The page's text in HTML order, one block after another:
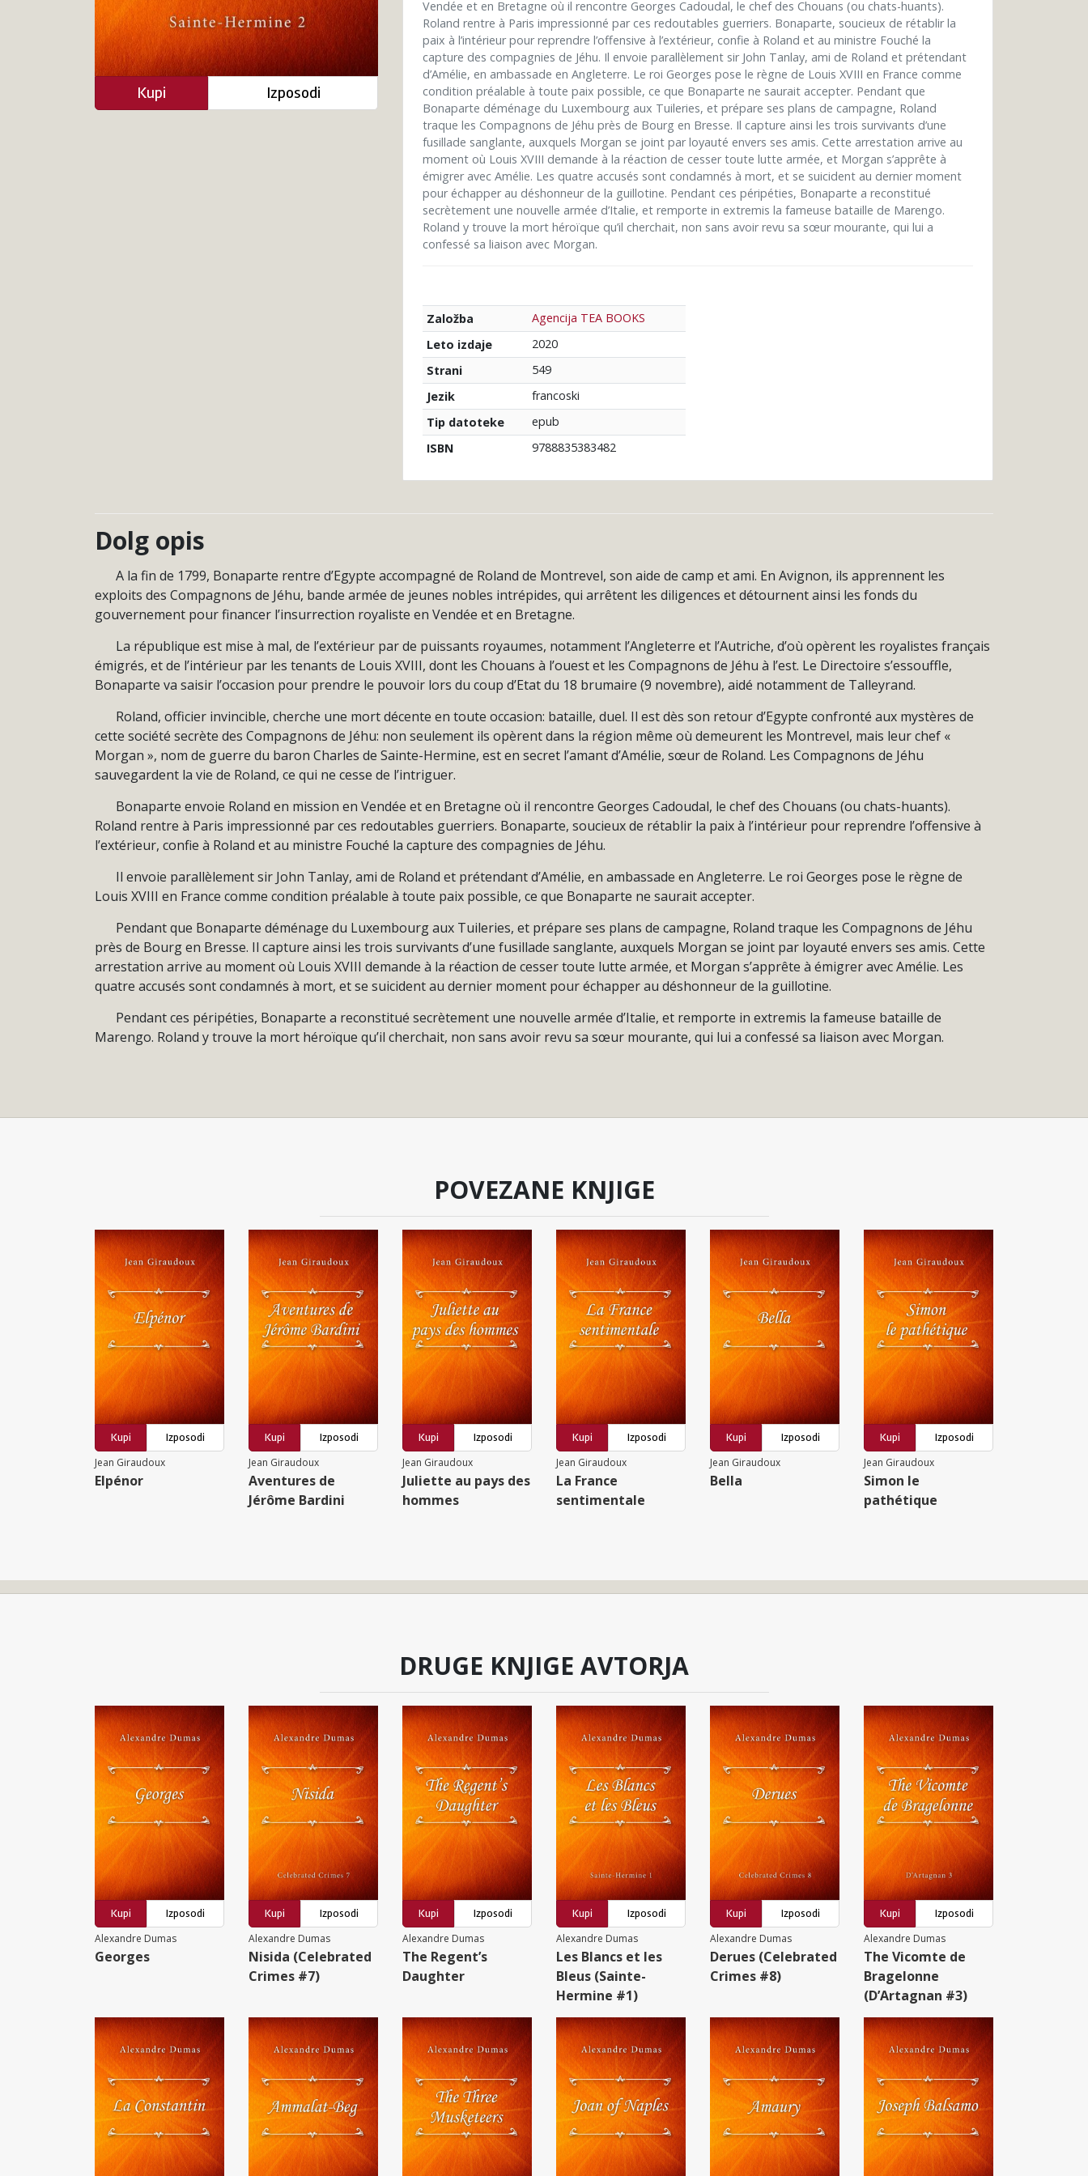
Vendée et en Bretagne où il rencontre Georges Cadoudal, le chef des Chouans (ou chats-huants).
Roland rentre à Paris impressionné par ces redoutables guerriers. Bonaparte, soucieux de rétablir la
paix à l’intérieur pour reprendre l’offensive à l’extérieur, confie à Roland et au ministre Fouché la
capture des compagnies de Jéhu. Il envoie parallèlement sir John Tanlay, ami de Roland et prétendant
d’Amélie, en ambassade en Angleterre. Le roi Georges pose le règne de Louis XVIII en France comme
condition préalable à toute paix possible, ce que Bonaparte ne saurait accepter. Pendant que
Bonaparte déménage du Luxembourg aux Tuileries, et prépare ses plans de campagne, Roland
traque les Compagnons de Jéhu près de Bourg en Bresse. Il capture ainsi les trois survivants d’une
fusillade sanglante, auxquels Morgan se joint par loyauté envers ses amis. Cette arrestation arrive au
moment où Louis XVIII demande à la réaction de cesser toute lutte armée, et Morgan s’apprête à
émigrer avec Amélie. Les quatre accusés sont condamnés à mort, et se suicident au dernier moment
pour échapper au déshonneur de la guillotine. Pendant ces péripéties, Bonaparte a reconstitué
secrètement une nouvelle armée d’Italie, et remporte in extremis la fameuse bataille de Marengo.
Roland y trouve la mort héroïque qu’il cherchait, non sans avoir revu sa sœur mourante, qui lui a
confessé sa liaison avec Morgan.
Založba
Agencija TEA BOOKS
Leto izdaje
2020
Strani
549
Jezik
francoski
Tip datoteke
epub
ISBN
9788835383482
Kupi Izposodi
Dolg opis
A la fin de 1799, Bonaparte rentre d’Egypte accompagné de Roland de Montrevel, son aide de camp et ami. En Avignon, ils apprennent les
exploits des Compagnons de Jéhu, bande armée de jeunes nobles intrépides, qui arrêtent les diligences et détournent ainsi les fonds du
gouvernement pour financer l’insurrection royaliste en Vendée et en Bretagne.
La république est mise à mal, de l’extérieur par de puissants royaumes, notamment l’Angleterre et l’Autriche, d’où opèrent les royalistes français
émigrés, et de l’intérieur par les tenants de Louis XVIII, dont les Chouans à l’ouest et les Compagnons de Jéhu à l’est. Le Directoire s’essouffle,
Bonaparte va saisir l’occasion pour prendre le pouvoir lors du coup d’Etat du 18 brumaire (9 novembre), aidé notamment de Talleyrand.
Roland, officier invincible, cherche une mort décente en toute occasion: bataille, duel. Il est dès son retour d’Egypte confronté aux mystères de
cette société secrète des Compagnons de Jéhu: non seulement ils opèrent dans la région même où demeurent les Montrevel, mais leur chef «
Morgan », nom de guerre du baron Charles de Sainte-Hermine, est en secret l’amant d’Amélie, sœur de Roland. Les Compagnons de Jéhu
sauvegardent la vie de Roland, ce qui ne cesse de l’intriguer.
Bonaparte envoie Roland en mission en Vendée et en Bretagne où il rencontre Georges Cadoudal, le chef des Chouans (ou chats-huants).
Roland rentre à Paris impressionné par ces redoutables guerriers. Bonaparte, soucieux de rétablir la paix à l’intérieur pour reprendre l’offensive à
l’extérieur, confie à Roland et au ministre Fouché la capture des compagnies de Jéhu.
Il envoie parallèlement sir John Tanlay, ami de Roland et prétendant d’Amélie, en ambassade en Angleterre. Le roi Georges pose le règne de
Louis XVIII en France comme condition préalable à toute paix possible, ce que Bonaparte ne saurait accepter.
Pendant que Bonaparte déménage du Luxembourg aux Tuileries, et prépare ses plans de campagne, Roland traque les Compagnons de Jéhu
près de Bourg en Bresse. Il capture ainsi les trois survivants d’une fusillade sanglante, auxquels Morgan se joint par loyauté envers ses amis. Cette
arrestation arrive au moment où Louis XVIII demande à la réaction de cesser toute lutte armée, et Morgan s’apprête à émigrer avec Amélie. Les
quatre accusés sont condamnés à mort, et se suicident au dernier moment pour échapper au déshonneur de la guillotine.
Pendant ces péripéties, Bonaparte a reconstitué secrètement une nouvelle armée d’Italie, et remporte in extremis la fameuse bataille de
Marengo. Roland y trouve la mort héroïque qu’il cherchait, non sans avoir revu sa sœur mourante, qui lui a confessé sa liaison avec Morgan.
POVEZANE KNJIGE
Kupi
Izposodi
Jean Giraudoux
Elpénor
Kupi
Izposodi
Jean Giraudoux
Aventures de
Jérôme Bardini
Kupi
Izposodi
Jean Giraudoux
Juliette au pays des
hommes
Kupi
Izposodi
Jean Giraudoux
La France
sentimentale
Kupi
Izposodi
Jean Giraudoux
Bella
Kupi
Izposodi
Jean Giraudoux
Simon le
pathétique
DRUGE KNJIGE AVTORJA
Kupi
Izposodi
Alexandre Dumas
Georges
Kupi
Izposodi
Alexandre Dumas
Nisida (Celebrated
Crimes #7)
Kupi
Izposodi
Alexandre Dumas
The Regent’s
Daughter
Kupi
Izposodi
Alexandre Dumas
Les Blancs et les
Bleus (Sainte-
Hermine #1)
Kupi
Izposodi
Alexandre Dumas
Derues (Celebrated
Crimes #8)
Kupi
Izposodi
Alexandre Dumas
The Vicomte de
Bragelonne
(D’Artagnan #3)